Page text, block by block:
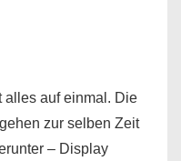
alles auf einmal. Die
zur selben Zeit
– Display